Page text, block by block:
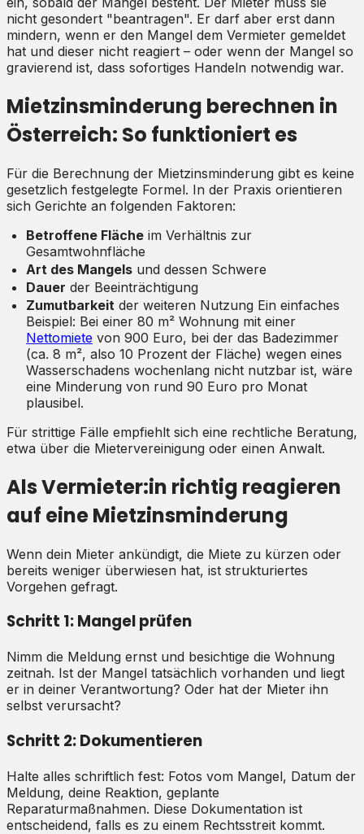
nicht gesondert "beantragen". Er darf aber erst dann
mindern, wenn er den Mangel dem Vermieter gemeldet
hat und dieser nicht reagiert – oder wenn der Mangel so
gravierend ist, dass sofortiges Handeln notwendig war.
Mietzinsminderung berechnen in
Österreich: So funktioniert es
Für die Berechnung der Mietzinsminderung gibt es keine
gesetzlich festgelegte Formel. In der Praxis orientieren
sich Gerichte an folgenden Faktoren:
Betroffene Fläche im Verhältnis zur
Gesamtwohnfläche
Art des Mangels und dessen Schwere
Dauer der Beeinträchtigung
Zumutbarkeit der weiteren Nutzung Ein einfaches
Beispiel: Bei einer 80 m² Wohnung mit einer
Nettomiete von 900 Euro, bei der das Badezimmer
(ca. 8 m², also 10 Prozent der Fläche) wegen eines
Wasserschadens wochenlang nicht nutzbar ist, wäre
eine Minderung von rund 90 Euro pro Monat
plausibel.
Für strittige Fälle empfiehlt sich eine rechtliche Beratung,
etwa über die Mietervereinigung oder einen Anwalt.
Als Vermieter:in richtig reagieren
auf eine Mietzinsminderung
Wenn dein Mieter ankündigt, die Miete zu kürzen oder
bereits weniger überwiesen hat, ist strukturiertes
Vorgehen gefragt.
Schritt 1: Mangel prüfen
Nimm die Meldung ernst und besichtige die Wohnung
zeitnah. Ist der Mangel tatsächlich vorhanden und liegt
er in deiner Verantwortung? Oder hat der Mieter ihn
selbst verursacht?
Schritt 2: Dokumentieren
Halte alles schriftlich fest: Fotos vom Mangel, Datum der
Meldung, deine Reaktion, geplante
Reparaturmaßnahmen. Diese Dokumentation ist
entscheidend, falls es zu einem Rechtsstreit kommt.